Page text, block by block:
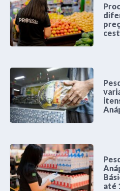
até